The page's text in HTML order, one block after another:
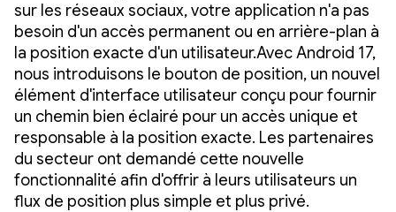
sur les réseaux sociaux, votre application n'a pas
besoin d'un accès permanent ou en arrière-plan à
la position exacte d'un utilisateur.Avec Android 17,
nous introduisons le bouton de position, un nouvel
élément d'interface utilisateur conçu pour fournir
un chemin bien éclairé pour un accès unique et
responsable à la position exacte. Les partenaires
du secteur ont demandé cette nouvelle
fonctionnalité afin d'offrir à leurs utilisateurs un
flux de position plus simple et plus privé.